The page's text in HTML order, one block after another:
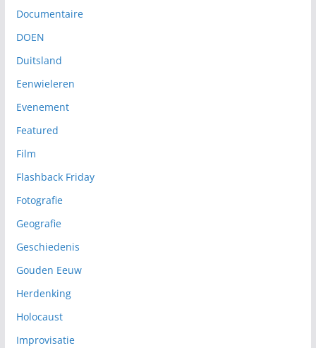
Documentaire
DOEN
Duitsland
Eenwieleren
Evenement
Featured
Film
Flashback Friday
Fotografie
Geografie
Geschiedenis
Gouden Eeuw
Herdenking
Holocaust
Improvisatie